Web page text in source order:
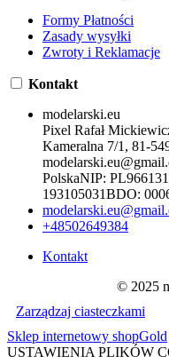
Formy Płatności
Zasady wysyłki
Zwroty i Reklamacje
Kontakt
modelarski.eu
Pixel Rafał
Kameralna 7/1, 81-
PolskaNIP:
193105031BDO:
+48502649384
Kontakt
© 2025
Zarządzaj ciasteczkami
Sklep internetowy shopGold
USTAWIENIA PLIKÓW